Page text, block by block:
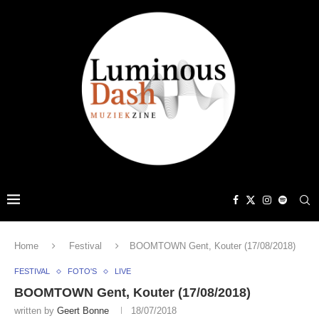
Home Festival BOOMTOWN Gent, Kouter (17/08/2018)
FESTIVAL FOTO'S LIVE
BOOMTOWN Gent, Kouter (17/08/2018)
written by Geert Bonne 18/07/2018